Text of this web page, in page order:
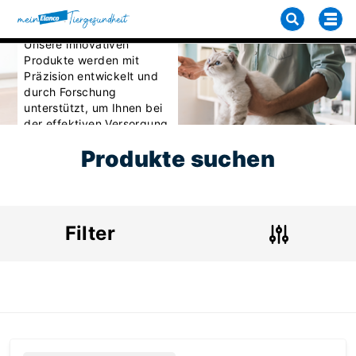
Unsere Produkte
Unsere innovativen
Produkte werden mit
Präzision entwickelt und
durch Forschung
unterstützt, um Ihnen bei
der effektiven Versorgung
Produkte suchen
Filter